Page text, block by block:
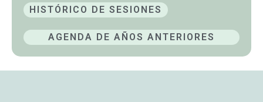
HISTÓRICO DE SESIONES
AGENDA DE AÑOS ANTERIORES